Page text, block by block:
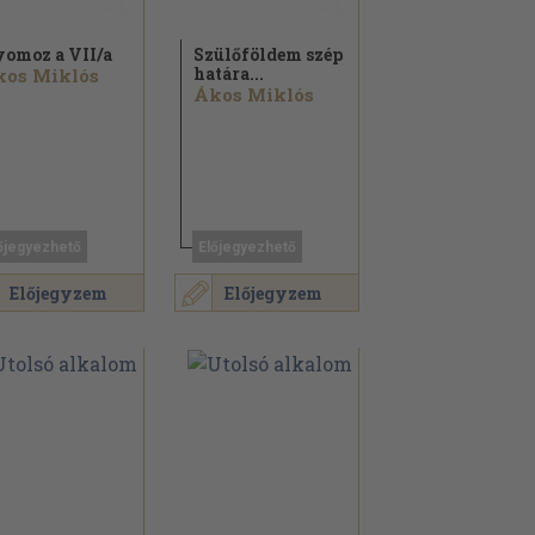
Előjegyzem
a VII/a
Miklós
Előjegyzem
Szülőföldem szép
határa...
Ákos Miklós